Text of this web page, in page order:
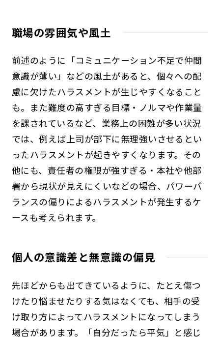
職場の雰囲気や風土
前述のように「コミュニケーション不足で仲間
意識が薄い」などの風土があると、個々への配
慮に欠けたハラスメントが生じやすくなること
も。また難度の高すぎる目標・ノルマや作業量
を課されているなど、業務上の困難が多い状況
では、例えば上司が部下に無理強いさせるとい
ったハラスメントが起きやすくなります。その
他にも、責任者の権限が強すぎる・本社や他部
署から現状が見えにくいなどの場合、パワーバ
ランスの偏りによるハラスメントが発生するケ
ースも考えられます。
個人の意識差と無意識の偏見
先ほどからも出てきているように、たとえ傷つ
けたり悩ませたりする気はなくても、相手の受
け取り方によってハラスメントになってしまう
場合があります。「自分だったら平気」と感じ